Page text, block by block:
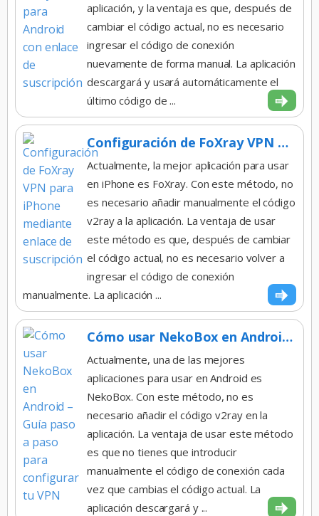
aplicación, y la ventaja es que, después de
cambiar el código actual, no es necesario
ingresar el código de conexión
nuevamente de forma manual. La aplicación
descargará y usará automáticamente el
último código de ...
Configuración de FoXray VPN para iPhone mediante enlace de suscripción
Actualmente, la mejor aplicación para usar
en iPhone es FoXray. Con este método, no
es necesario añadir manualmente el código
v2ray a la aplicación. La ventaja de usar
este método es que, después de cambiar
el código actual, no es necesario volver a
ingresar el código de conexión
manualmente. La aplicación ...
Cómo usar NekoBox en Android – Guía paso a paso para configurar tu VPN
Actualmente, una de las mejores
aplicaciones para usar en Android es
NekoBox. Con este método, no es
necesario añadir el código v2ray en la
aplicación. La ventaja de usar este método
es que no tienes que introducir
manualmente el código de conexión cada
vez que cambias el código actual. La
aplicación descargará y ...